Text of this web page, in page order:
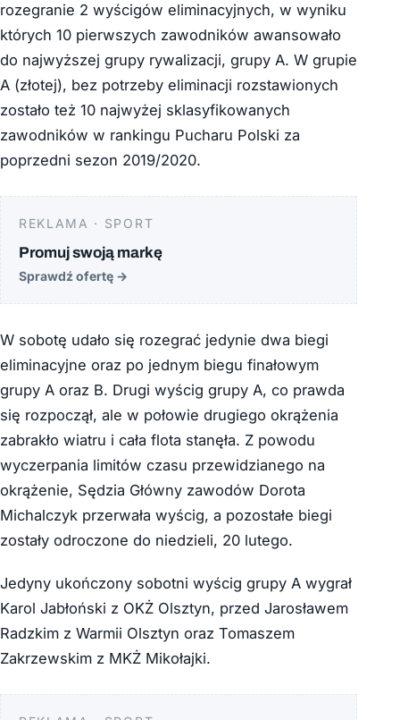
rozegranie 2 wyścigów eliminacyjnych, w wyniku
których 10 pierwszych zawodników awansowało
do najwyższej grupy rywalizacji, grupy A. W grupie
A (złotej), bez potrzeby eliminacji rozstawionych
zostało też 10 najwyżej sklasyfikowanych
zawodników w rankingu Pucharu Polski za
poprzedni sezon 2019/2020.
REKLAMA · SPORT
Promuj swoją markę
Sprawdź ofertę →
W sobotę udało się rozegrać jedynie dwa biegi
eliminacyjne oraz po jednym biegu finałowym
grupy A oraz B. Drugi wyścig grupy A, co prawda
się rozpoczął, ale w połowie drugiego okrążenia
zabrakło wiatru i cała flota stanęła. Z powodu
wyczerpania limitów czasu przewidzianego na
okrążenie, Sędzia Główny zawodów Dorota
Michalczyk przerwała wyścig, a pozostałe biegi
zostały odroczone do niedzieli, 20 lutego.
Jedyny ukończony sobotni wyścig grupy A wygrał
Karol Jabłoński z OKŻ Olsztyn, przed Jarosławem
Radzkim z Warmii Olsztyn oraz Tomaszem
Zakrzewskim z MKŻ Mikołajki.